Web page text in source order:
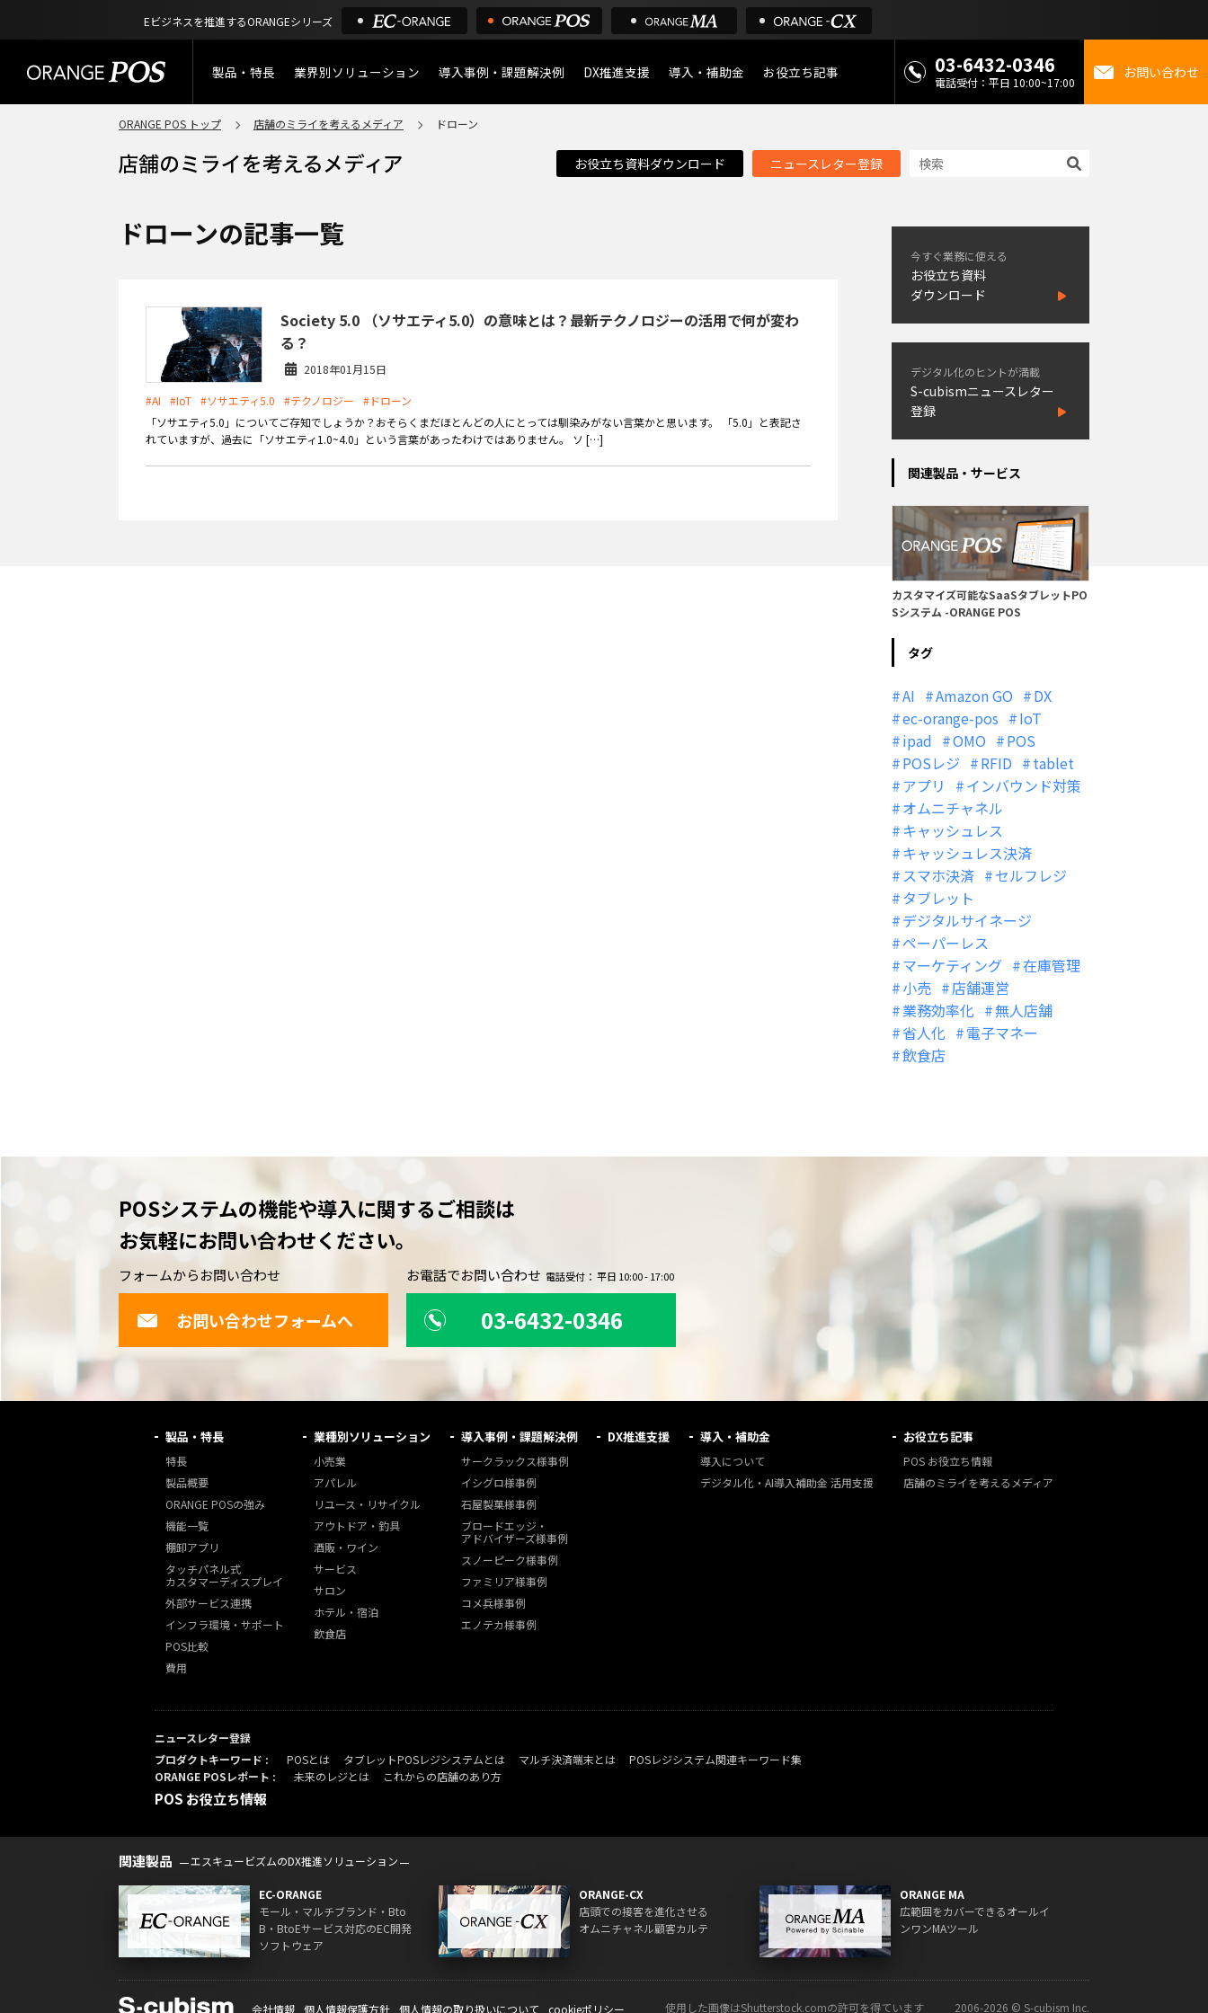
Eビジネスを推進するORANGEシリーズ
製品・特長
特長
製品概要
ORANGE POSの強み
棚卸アプリ
タッチパネル式カスタマー
ディスプレイ
外部サービス連携
業界別ソリューション
小売業
アパレル
リユース・
リサイクルショップ
酒販・ワイン
サービス
サロン
導入事例・課題解決例 DX推進支援 導入・補助金
デジタル化・AI導入補助金
お役立ち記事
店舗のミライを考えるメディ
03-6432-0346
電話受付：平日 10:00~17:00
お問い合わせ
ORANGE POS トップ 店舗のミライを考えるメディア ドローン
お役立ち資料ダウンロード ニュースレター登録
ドローンの記事一覧
Society 5.0 （ソサエティ5.0）の意味とは？最新テクノロジーの活用で何が変わ
る？
2018年01月15日
#AI #IoT #ソサエティ5.0 #テクノロジー
#ドローン
「ソサエティ5.0」についてご存知でしょうか？おそらくまだほとんどの人にとっては馴染みがない言葉かと思います。 「5.0」と表記さ
れていますが、過去に「ソサエティ1.0~4.0」という言葉があったわけではありません。 ソ […]
今すぐ業務に使える
お役立ち資料
ダウンロード
デジタル化のヒントが満載
S-cubismニュースレター
登録
関連製品・サービス
カスタマイズ可能なSaaSタブレットPO
Sシステム -ORANGE POS
タグ
AI Amazon GO
DX
ec-orange-pos
IoT
ipad
OMO
POS
POSレジ
RFID
tablet
アプリ
インバウンド対策
オムニチャネル
キャッシュレス
キャッシュレス決済
スマホ決済
セルフレジ
タブレット
デジタルサイネージ
ペーパーレス
マーケティング
在庫管理
小売
店舗運営
業務効率化
無人店舗
省人化
電子マネー
飲食店
POSシステムの機能や導入に関するご相談は
お気軽にお問い合わせください。
フォームからお問い合わせ
お問い合わせフォームへ
お電話でお問い合わせ 電話受付： 平日 10:00 - 17:00
03-6432-0346
製品・特長
特長
製品概要
ORANGE POSの強み
機能一覧
棚卸アプリ
タッチパネル式
カスタマーディスプレイ
外部サービス連携
インフラ環境・サポート
POS比較
費用
業種別ソリューション
小売業
アパレル
リユース・リサイクル
アウトドア・釣具
酒販・ワイン
サービス
サロン
ホテル・宿泊
飲食店
導入事例・課題解決例
サークラックス様事例
イシグロ様事例
石屋製菓様事例
ブロードエッジ・
アドバイザーズ様事例
スノーピーク様事例
ファミリア様事例
コメ兵様事例
エノテカ様事例
DX推進支援 導入・補助金
導入について
デジタル化・AI導入補助金 活用支援
お役立ち記事
POS お役立ち情報
店舗のミライを考えるメディア
ニュースレター登録
プロダクトキーワード :
POSとは タブレットPOSレジシステムとは マルチ決済端末とは
POSレジシステム関連キーワード集
ORANGE POSレポート :
未来のレジとは これからの店舗のあり方
POS お役立ち情報
関連製品 エスキュービズムのDX推進ソリューション
EC-ORANGE
モール・マルチブランド・Bto
B・BtoEサービス対応のEC開発
ソフトウェア
ORANGE-CX
店頭での接客を進化させる
オムニチャネル顧客カルテ
ORANGE MA
広範囲をカバーできるオールイ
ンワンMAツール
会社情報 個人情報保護方針 個人情報の取り扱いについて cookieポリシー 使用した画像はShutterstock.comの許可を得ています 2006‑2026 © S‑cubism Inc.